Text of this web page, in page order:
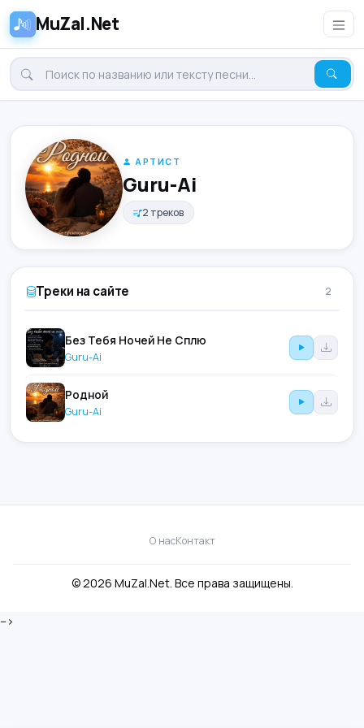
MuZal.Net
АРТИСТ
Guru-Ai
2 треков
Треки на сайте 2
Без Тебя Ночей Не Сплю
Guru-Ai
Родной
Guru-Ai
О насКонтакт
© 2026 MuZal.Net. Все права защищены.
-->